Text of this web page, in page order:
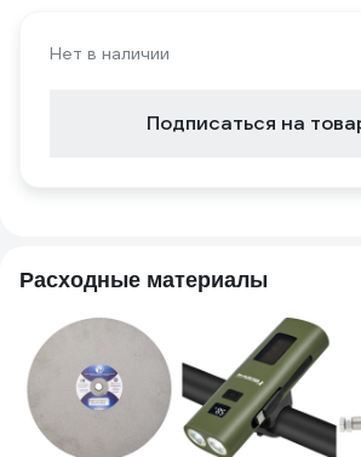
Нет в наличии
Подписаться на
Расходные материалы